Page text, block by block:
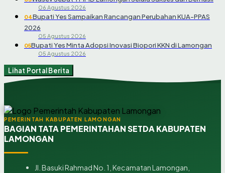
06 Agustus 2026
04Bupati Yes Sampaikan Rancangan Perubahan KUA-PPAS
2026
05 Agustus 2026
05Bupati Yes Minta Adopsi Inovasi Biopori KKN di Lamongan
05 Agustus 2026
Lihat Portal Berita
PEMERINTAH KABUPATEN LAMONGAN
BAGIAN TATA PEMERINTAHAN SETDA KABUPATEN
LAMONGAN
Jl. Basuki Rahmad No. 1, Kecamatan Lamongan,